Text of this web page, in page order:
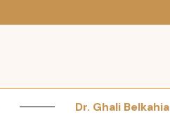
Dr. Ghali Belkahia